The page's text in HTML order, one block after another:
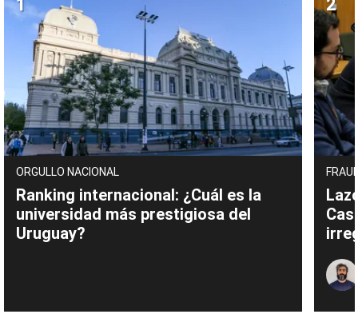
ORGULLO NACIONAL
Ranking internacional: ¿Cuál es la
universidad más prestigiosa del
Uruguay?